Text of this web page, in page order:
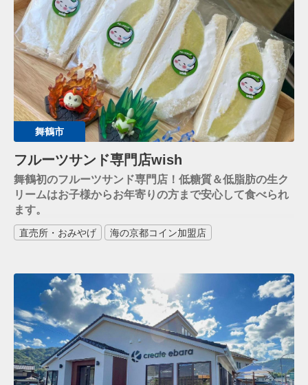
舞鶴市
フルーツサンド専門店wish
舞鶴初のフルーツサンド専門店！低糖質＆低脂肪の生ク
リームはお子様からお年寄りの方まで安心して食べられ
ます。
直売所・おみやげ 海の京都コイン加盟店